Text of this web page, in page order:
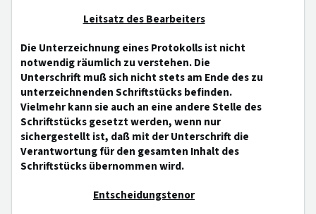
Leitsatz des Bearbeiters
Die Unterzeichnung eines Protokolls ist nicht
notwendig räumlich zu verstehen. Die
Unterschrift muß sich nicht stets am Ende des zu
unterzeichnenden Schriftstücks befinden.
Vielmehr kann sie auch an eine andere Stelle des
Schriftstücks gesetzt werden, wenn nur
sichergestellt ist, daß mit der Unterschrift die
Verantwortung für den gesamten Inhalt des
Schriftstücks übernommen wird.
Entscheidungstenor